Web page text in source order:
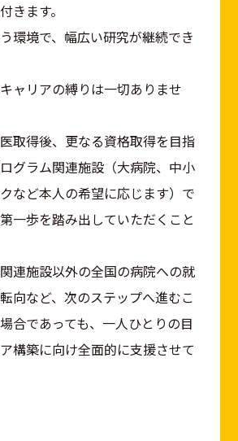
きます。
環境で、幅広い研究が継続でき
ャリアの縛りは一切ありませ
取得後、更なる資格取得を目指
グラム関連施設（大病院、中小
など本人の希望に応じます）で
一歩を踏み出していただくこと
連施設以外の全国の病院への就
向など、次のステップへ進むこ
合であっても、一人ひとりの目
構築に向け全面的に支援させて